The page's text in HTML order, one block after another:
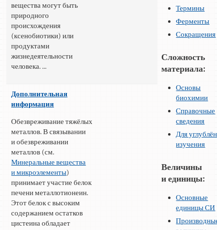
вещества могут быть
природного
происхождения
(ксенобиотики) или
продуктами
жизнедеятельности
человека. ...
Дополнительная
информация
Обезвреживание тяжёлых
металлов. В связывании
и обезвреживании
металлов (см.
Минеральные вещества
и микроэлементы)
принимает участие белок
печени металлотионеин.
Этот белок с высоким
содержанием остатков
цистеина обладает
Термины
Ферменты
Сокращения
Сложность
материала:
Основы
биохимии
Справочные
сведения
Для
изучения
Величины
и единицы:
Основные
единицы СИ